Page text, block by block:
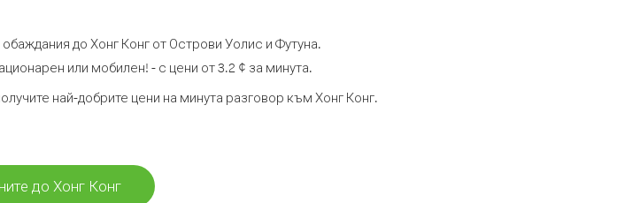
до Хонг Конг от Острови Уолис и Футуна.
или мобилен! - с цени от 3.2 ¢ за минута.
най-добрите цени на минута разговор към Хонг Конг.
до Хонг Конг